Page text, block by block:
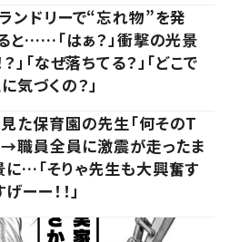
ンドリーで“忘れ物”を発
と……「はぁ？」衝撃の光景
？」「なぜ落ちてる？」「どこで
気づくの？」
た保育園の先生「何そのT
→職員全員に激震が走ったま
…「そりゃ先生も大興奮す
ーー！！」